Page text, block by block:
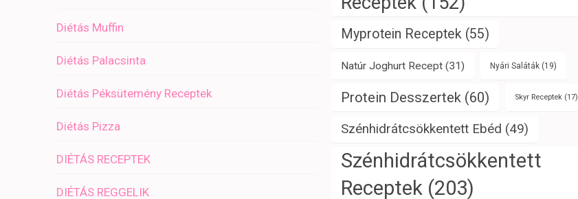
Diétás Muffin
Diétás Palacsinta
Diétás Péksütemény Receptek
Diétás Pizza
DIÉTÁS RECEPTEK
DIÉTÁS REGGELIK
Myprotein Receptek(55)
Natúr Joghurt Recept(31) Nyári Saláták(19)
Protein Desszertek (60) Skyr Receptek(17)
Szénhidrátcsökkentett Ebéd (49)
Szénhidrátcsökkentett
Receptek (203)